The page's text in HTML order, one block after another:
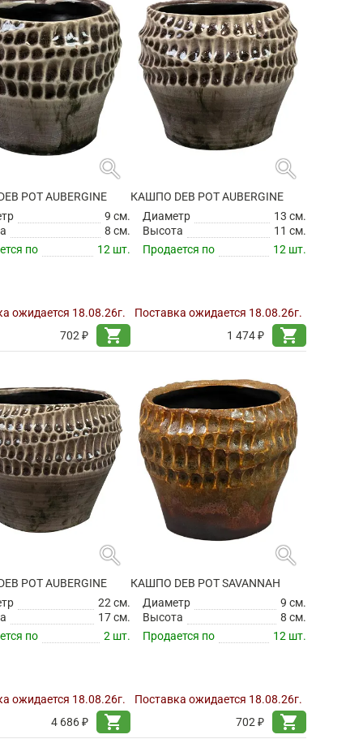
search
POT AUBERGINE
9 см.
8 см.
по
12 шт.
ожидается 18.08.26г.
702 ₽
shopping_cart
search
КАШПО DEB POT AUBERGINE
Диаметр
13 см.
Высота
11 см.
Продается по
12 шт.
Поставка ожидается 18.08.26г.
1 474 ₽
shopping_cart
search
POT AUBERGINE
22 см.
17 см.
по
2 шт.
ожидается 18.08.26г.
4 686 ₽
shopping_cart
search
КАШПО DEB POT SAVANNAH
Диаметр
9 см.
Высота
8 см.
Продается по
12 шт.
Поставка ожидается 18.08.26г.
702 ₽
shopping_cart